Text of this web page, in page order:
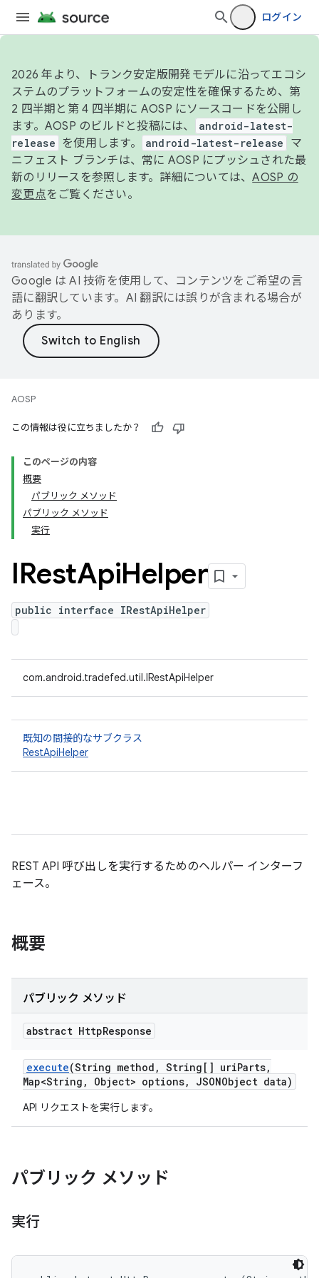
ログイン
2026 年より、トランク安定版開発モデルに沿ってエコシ
ステムのプラットフォームの安定性を確保するため、第
2 四半期と第 4 四半期に AOSP にソースコードを公開し
ます。AOSP のビルドと投稿には、
android-latest-
release
を使用します。 android-latest-release
マ
ニフェスト ブランチは、常に AOSP にプッシュされた最
新のリリースを参照します。詳細については、AOSP の
変更点をご覧ください。
Google は AI 技術を使用して、コンテンツをご希望の言
語に翻訳しています。AI 翻訳には誤りが含まれる場合が
あります。
AOSP
この情報は役に立ちましたか？
このページの内容
概要
パブリック メソッド
パブリック メソッド
実行
IRestApiHelper
public interface IRestApiHelper
com.android.tradefed.util.IRestApiHelper
既知の間接的なサブクラス
RestApiHelper
REST API 呼び出しを実行するためのヘルパー インターフ
ェース。
概要
パブリック メソッド
abstract HttpResponse
execute(String method , String[] uriParts,
Map<String , Object> options, JSONObject data)
API リクエストを実行します。
パブリック メソッド
実行